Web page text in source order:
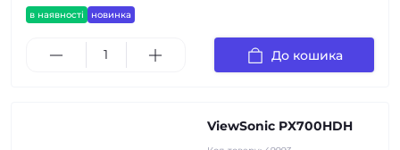
в наявності новинка
До кошика
ViewSonic PX700HDH